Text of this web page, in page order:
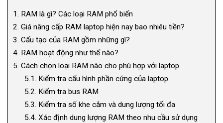
1. RAM là gì? Các loại RAM phổ biến
2. Giá nâng cấp RAM laptop hiện nay bao nhiêu tiền?
3. Cấu tạo của RAM gồm những gì?
4. RAM hoạt động như thế nào?
5. Cách chọn loại RAM nào cho phù hợp với laptop
5.1. Kiểm tra cấu hình phần cứng của laptop
5.2. Kiểm tra bus RAM
5.3. Kiểm tra số khe cắm và dung lượng tối đa
5.4. Xác định dung lượng RAM theo nhu cầu sử dụng